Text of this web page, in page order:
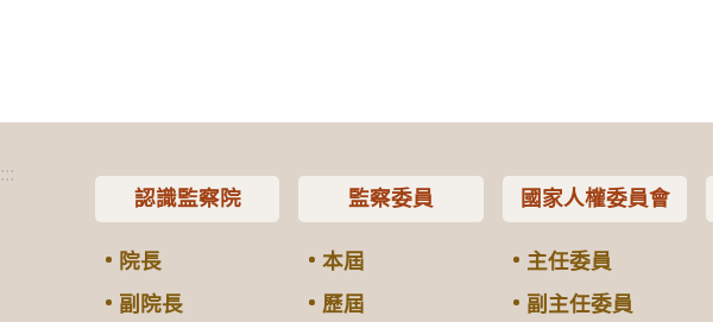
:::
認識監察院
院長
副院長
監察委員
本屆
歷屆
國家人權委員會
主任委員
副主任委員